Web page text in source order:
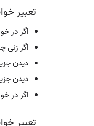
تعبیر
اگر در
اگر زنی
دیدن
دیدن
اگر در
تعبیر